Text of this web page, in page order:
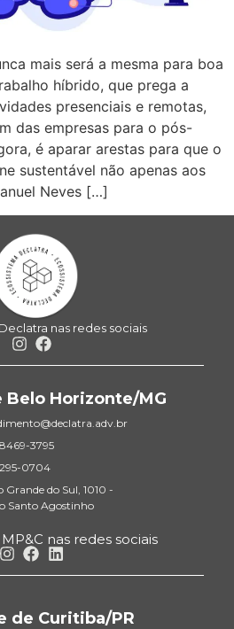
mais será a mesma para boa
híbrido, que prega a
presenciais e remotas,
das empresas para o pós-
é aparar arestas para que o
sustentável não apenas aos
Neves […]
nas redes sociais
Belo Horizonte/MG
3795
0704
Grande do Sul, 1010 -
Santo Agostinho
nas redes sociais
de Curitiba/PR